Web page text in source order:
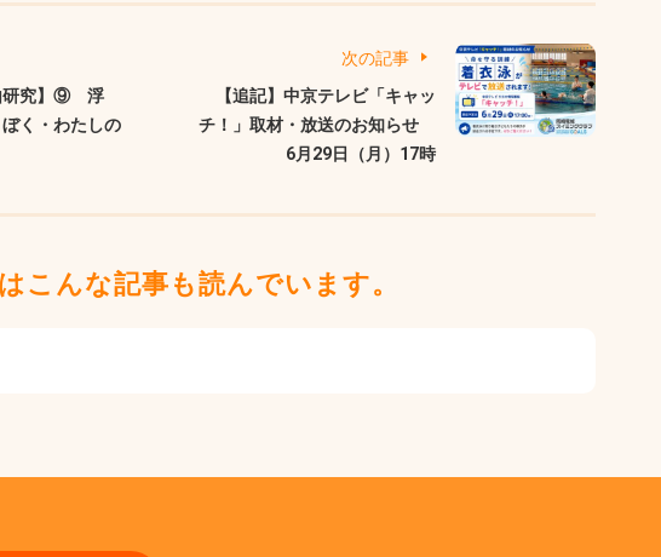
研究】⑨ 浮
く・わたしの
次の記事
【追記】中京テレビ「キャッ
チ！」取材・放送のお知らせ
6月29日（月）17時
こんな記事も読んでいます。